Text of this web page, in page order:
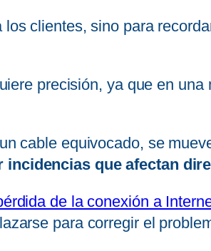
clientes, sino para
precisión, ya que en
cable equivocado, se
incidencias que afectan
de la conexión a
para corregir el